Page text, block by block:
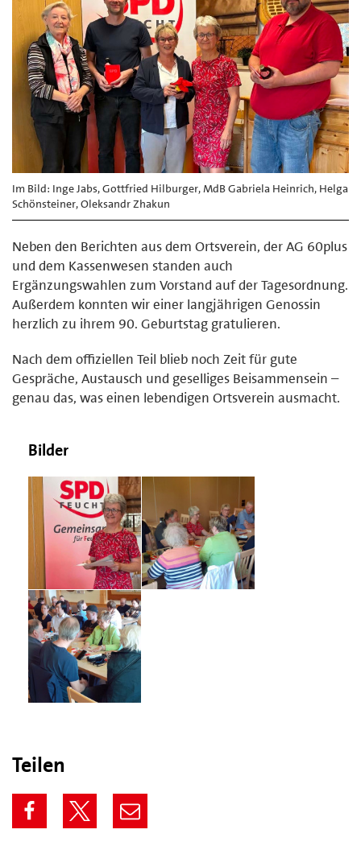
Im Bild: Inge Jabs, Gottfried Hilburger, MdB Gabriela Heinrich, Helga
Schönsteiner, Oleksandr Zhakun
Neben den Berichten aus dem Ortsverein, der AG 60plus
und dem Kassenwesen standen auch
Ergänzungswahlen zum Vorstand auf der Tagesordnung.
Außerdem konnten wir einer langjährigen Genossin
herzlich zu ihrem 90. Geburtstag gratulieren.
Nach dem offiziellen Teil blieb noch Zeit für gute
Gespräche, Austausch und geselliges Beisammensein –
genau das, was einen lebendigen Ortsverein ausmacht.
Bilder
Teilen